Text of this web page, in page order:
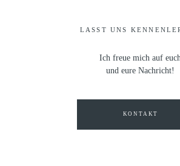
LASST UNS
Ich freue mich auf
und eure Nachricht!
KONTAKT